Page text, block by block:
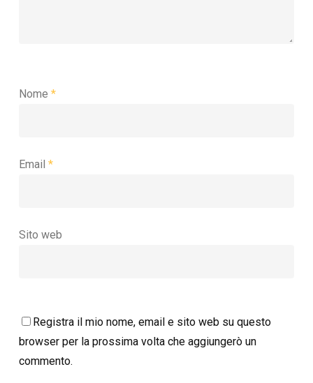
Nome *
Email *
Sito web
Registra il mio nome, email e sito web su questo
browser per la prossima volta che aggiungerò un
commento.